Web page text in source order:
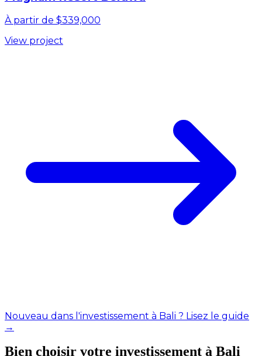
À partir de $339,000
View project
Nouveau dans l'investissement à Bali ? Lisez le guide
→
Bien choisir votre investissement à Bali